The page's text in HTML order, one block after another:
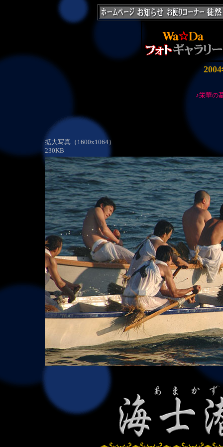
♪栄華の
拡大写真（1600x1064）
230KB